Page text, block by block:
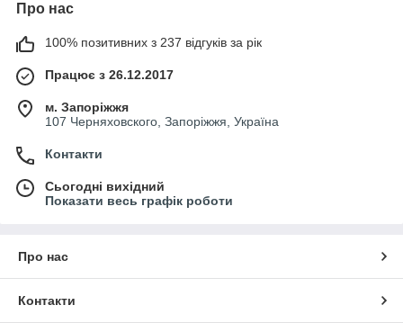
Про нас
100% позитивних з 237 відгуків за рік
Працює з 26.12.2017
м. Запоріжжя
107 Черняховского, Запоріжжя, Україна
Контакти
Сьогодні вихідний
Показати весь графік роботи
Про нас
Контакти